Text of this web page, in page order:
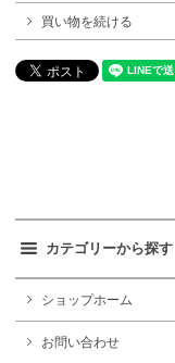
買い物を続ける
カテゴリーから探す
ショップホーム
お問い合わせ